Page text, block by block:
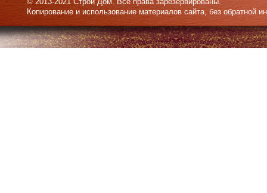
Копирование и использование материалов сайта, без обратной